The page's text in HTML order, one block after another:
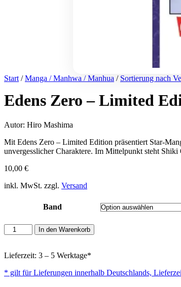
Start /Manga / Manhwa / Manhua / Sortierung nach
Edens Zero – Limited
Autor: Hiro Mashima
Mit Edens Zero – Limited Edition präsentiert Star-
unvergesslicher Charaktere. Im Mittelpunkt steht
10,00 €
inkl. MwSt. zzgl. Versand
Band
Edens
Zero
Limited
Menge
In den Warenkorb
Lieferzeit: 3 – 5 Werktage*
* gilt für Lieferungen innerhalb Deutschlands,